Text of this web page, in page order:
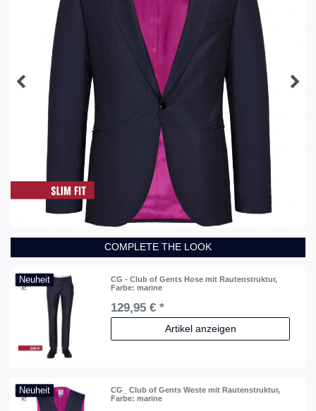
COMPLETE THE LOOK
Neuheit CG - Club of Gents Hose mit Rautenstruktur,
Farbe: marine
129,95 € *
Artikel anzeigen
Neuheit CG_ Club of Gents Weste mit Rautenstruktur,
Farbe: marine